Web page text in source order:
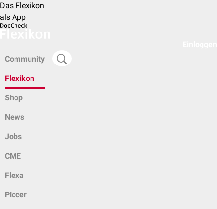
Das Flexikon
als App
Community
Flexikon
Shop
News
Jobs
CME
Flexa
Piccer